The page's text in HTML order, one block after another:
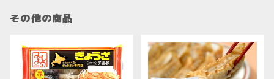
その他の商品